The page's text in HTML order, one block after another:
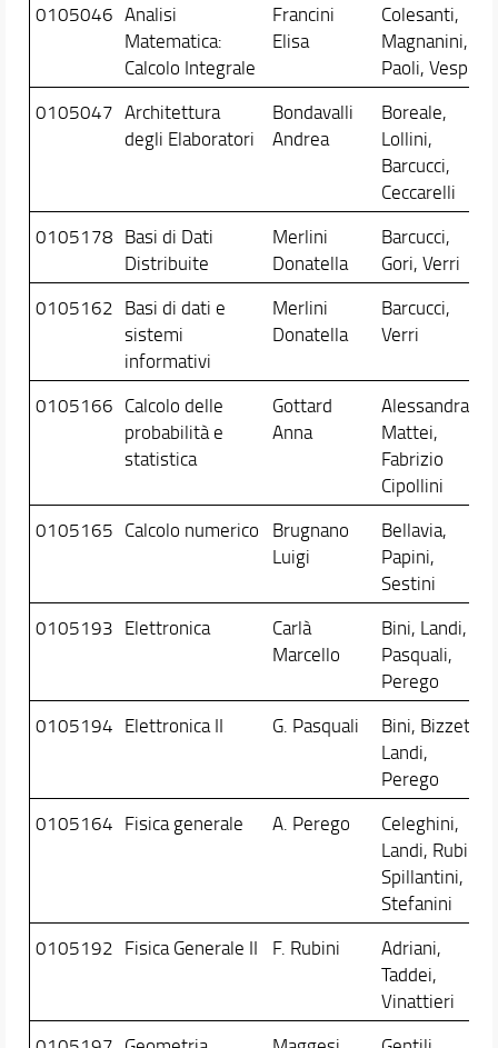
0105046 Analisi
Matematica:
Calcolo Integrale
Francini
Elisa
Colesanti,
Magnanini,
Paoli, Vespri
0105047 Architettura
degli Elaboratori
Bondavalli
Andrea
Boreale,
Lollini,
Barcucci,
Ceccarelli
0105178 Basi di Dati
Distribuite
Merlini
Donatella
Barcucci,
Gori, Verri
0105162 Basi di dati e
sistemi
informativi
Merlini
Donatella
Barcucci,
Verri
0105166 Calcolo delle
probabilità e
statistica
Gottard
Anna
Alessandra
Mattei,
Fabrizio
Cipollini
0105165 Calcolo numerico
Brugnano
Luigi
Bellavia,
Papini,
Sestini
0105193 Elettronica
Carlà
Marcello
Bini, Landi,
Pasquali,
Perego
0105194 Elettronica II G. Pasquali
Bini, Bizzeti,
Landi,
Perego
0105164 Fisica generale A. Perego
Celeghini,
Landi, Rubini,
Spillantini,
Stefanini
0105192 Fisica Generale II F. Rubini
Adriani,
Taddei,
Vinattieri